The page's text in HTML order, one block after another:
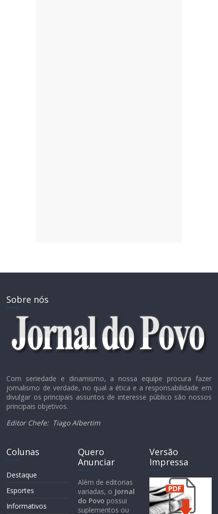
Sobre nós
Com seriedade e dinamismo, a nossa equipe procura fazer
jornalismo de verdade, no qual a ética e a responsabilidade em
divulgar os principais assuntos de interesse público são nossos
principais objetivos.
Editor Chefe: Tiago Albertim
Colunas
Destaque
Esportes
Informativos
Quero
Anunciar
Além de editorias
variadas, o Jornal
do Povo possui
suplementos ou
Versão
Impressa